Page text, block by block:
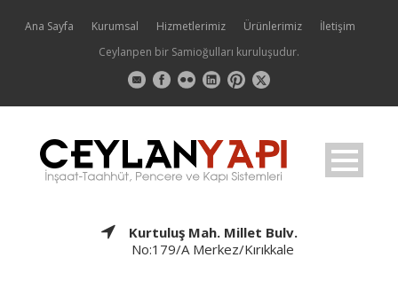
Ana Sayfa Kurumsal Hizmetlerimiz Ürünlerimiz
İletişim
Ceylanpen bir Samioğulları kuruluşudur.
Kurtuluş Mah. Millet Bulv.
No:179/A Merkez/Kırıkkale